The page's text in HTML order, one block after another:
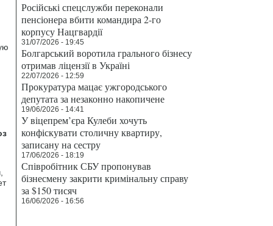
Російські спецслужби переконали
пенсіонера вбити командира 2-го
корпусу Нацгвардії
31/07/2026 - 19:45
Болгарський воротила грального бізнесу
отримав ліцензії в Україні
22/07/2026 - 12:59
Прокуратура мацає ужгородського
депутата за незаконно накопичене
19/06/2026 - 14:41
У віцепрем’єра Кулеби хочуть
конфіскувати столичну квартиру,
записану на сестру
17/06/2026 - 18:19
Співробітник СБУ пропонував
бізнесмену закрити кримінальну справу
за $150 тисяч
16/06/2026 - 16:56